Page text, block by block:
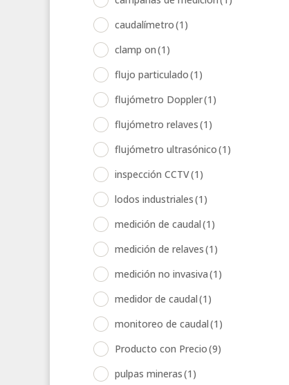
caudalímetro(1)
clamp on(1)
flujo particulado(1)
flujómetro Doppler(1)
flujómetro relaves(1)
flujómetro ultrasónico(1)
inspección CCTV(1)
lodos industriales(1)
medición de caudal(1)
medición de relaves(1)
medición no invasiva(1)
medidor de caudal(1)
monitoreo de caudal(1)
Producto con Precio(9)
pulpas mineras(1)